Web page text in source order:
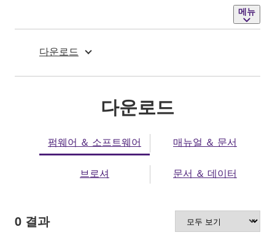
메뉴
다운로드
다운로드
펌웨어 ＆ 소프트웨어 매뉴얼 ＆ 문서
브로셔 문서 ＆ 데이터
0 결과